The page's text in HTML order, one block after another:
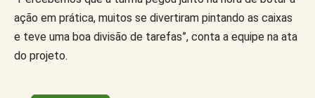
ação em prática, muitos se divertiram pintando as caixas
e teve uma boa divisão de tarefas”, conta a equipe na ata
do projeto.